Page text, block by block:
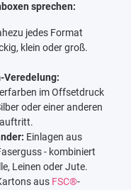
sprechen:
jedes Format
klein oder groß.
Veredelung:
im Offsetdruck
oder einer anderen
Einlagen aus
- kombiniert
Leinen oder Jute.
aus FSC®-